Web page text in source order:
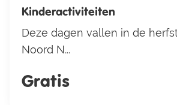
Kinderactiviteiten
Deze dagen vallen in de
Noord N...
Gratis